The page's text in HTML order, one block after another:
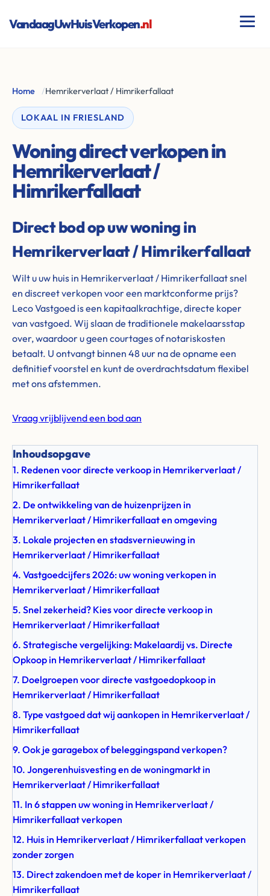
VandaagUwHuisVerkopen.nl
Home /Hemrikerverlaat / Himrikerfallaat
LOKAAL IN FRIESLAND
Woning direct verkopen in
Hemrikerverlaat /
Himrikerfallaat
Direct bod op uw woning in
Hemrikerverlaat / Himrikerfallaat
Wilt u uw huis in Hemrikerverlaat / Himrikerfallaat snel
en discreet verkopen voor een marktconforme prijs?
Leco Vastgoed is een kapitaalkrachtige, directe koper
van vastgoed. Wij slaan de traditionele makelaarsstap
over, waardoor u geen courtages of notariskosten
betaalt. U ontvangt binnen 48 uur na de opname een
definitief voorstel en kunt de overdrachtsdatum flexibel
met ons afstemmen.
Vraag vrijblijvend een bod aan
Inhoudsopgave
1. Redenen voor directe verkoop in Hemrikerverlaat /
Himrikerfallaat
2. De ontwikkeling van de huizenprijzen in
Hemrikerverlaat / Himrikerfallaat en omgeving
3. Lokale projecten en stadsvernieuwing in
Hemrikerverlaat / Himrikerfallaat
4. Vastgoedcijfers 2026: uw woning verkopen in
Hemrikerverlaat / Himrikerfallaat
5. Snel zekerheid? Kies voor directe verkoop in
Hemrikerverlaat / Himrikerfallaat
6. Strategische vergelijking: Makelaardij vs. Directe
Opkoop in Hemrikerverlaat / Himrikerfallaat
7. Doelgroepen voor directe vastgoedopkoop in
Hemrikerverlaat / Himrikerfallaat
8. Type vastgoed dat wij aankopen in Hemrikerverlaat /
Himrikerfallaat
9. Ook je garagebox of beleggingspand verkopen?
10. Jongerenhuisvesting en de woningmarkt in
Hemrikerverlaat / Himrikerfallaat
11. In 6 stappen uw woning in Hemrikerverlaat /
Himrikerfallaat verkopen
12. Huis in Hemrikerverlaat / Himrikerfallaat verkopen
zonder zorgen
13. Direct zakendoen met de koper in Hemrikerverlaat /
Himrikerfallaat